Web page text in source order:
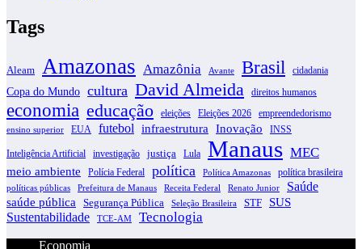
Tags
Aleam Amazonas Amazônia Avante Brasil cidadania
Copa do Mundo cultura David Almeida direitos humanos
economia educação eleições Eleições 2026 empreendedorismo
ensino superior EUA futebol infraestrutura Inovação INSS
Inteligência Artificial investigação justiça Lula Manaus MEC
meio ambiente Polícia Federal política Política Amazonas política brasileira
políticas públicas Prefeitura de Manaus Receita Federal Renato Junior Saúde
saúde pública Segurança Pública Seleção Brasileira STF
SUS
Sustentabilidade
TCE-AM Tecnologia
Economia